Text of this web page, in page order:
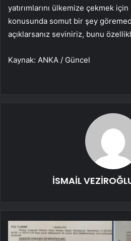
yatırımlarını ülkemize çekmek
konusunda somut bir şey
açıklarsanız seviniriz, bunu
Kaynak: ANKA / Güncel
İSMAİL